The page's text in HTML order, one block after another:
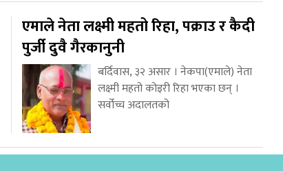
एमाले नेता लक्ष्मी महतो रिहा, पक्राउ र कैदी
पुर्जी दुवै गैरकानुनी
बर्दिवास, ३२ असार । नेकपा(एमाले) नेता
लक्ष्मी महतो कोइरी रिहा भएका छन् ।
सर्वोच्च अदालतको